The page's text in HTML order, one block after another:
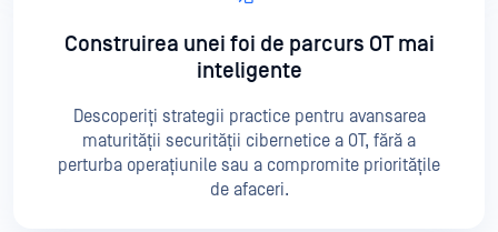
Construirea unei foi de parcurs OT mai
inteligente
Descoperiți strategii practice pentru avansarea
maturității securității cibernetice a OT, fără a
perturba operațiunile sau a compromite prioritățile
de afaceri.